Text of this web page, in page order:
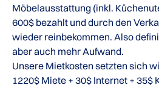
Möbelausstattung (inkl.
600$ bezahlt und durch den
wieder reinbekommen. Also
aber auch mehr Aufwand.
Unsere Mietkosten setzten sich
1220$ Miete + 30$ Internet + 35$